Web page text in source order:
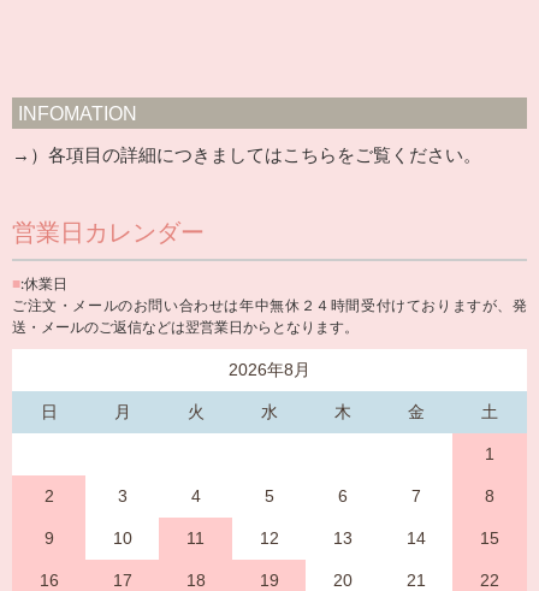
INFOMATION
→）各項目の詳細につきましてはこちらをご覧ください。
営業日カレンダー
■:休業日
ご注文・メールのお問い合わせは年中無休２４時間受付けておりますが、発
送・メールのご返信などは翌営業日からとなります。
2026年8月
日 月 火 水 木 金 土
1
2 3 4 5 6 7 8
9 10 11 12 13 14 15
16 17 18 19 20 21 22